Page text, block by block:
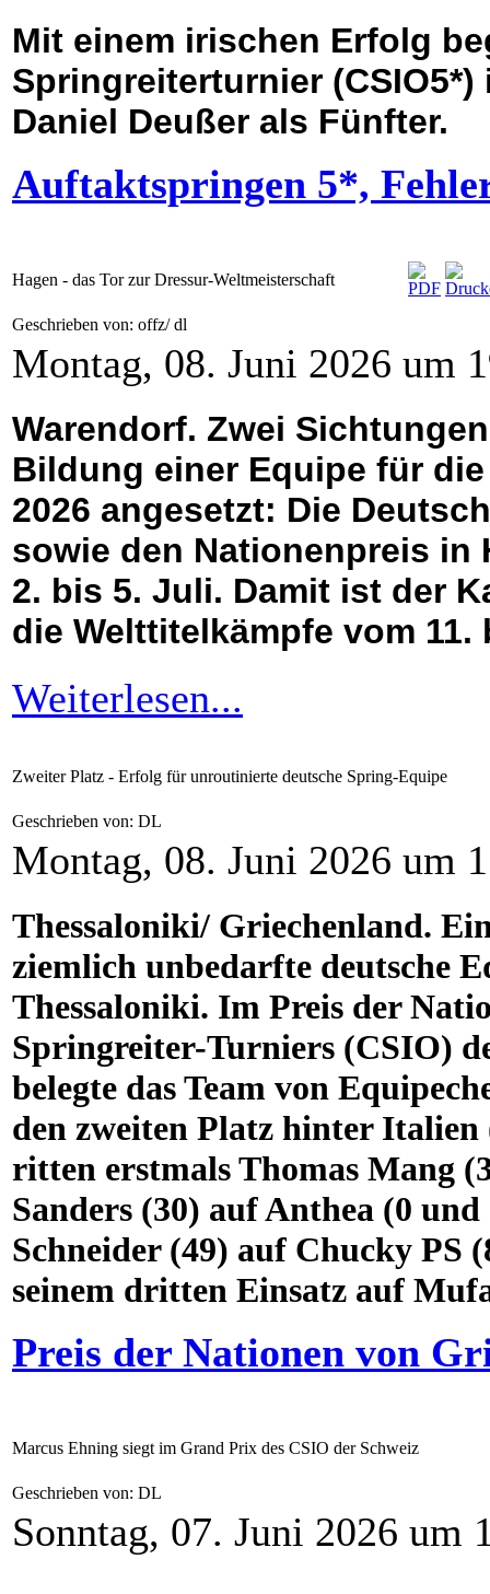
Mit einem irischen Erfolg
Springreiterturnier
Daniel Deußer als Fünfter.
Auftaktspringen 5*,
Hagen - das Tor zur Dressur-Weltmeisterschaft
Geschrieben von: offz/ dl
Montag, 08. Juni 2026 um
Warendorf. Zwei
Bildung einer Equipe für
2026 angesetzt: Die
sowie den Nationenpreis in
2. bis 5. Juli. Damit ist der
die Welttitelkämpfe vom
Weiterlesen...
Zweiter Platz - Erfolg für unroutinierte deutsche Spring-Equipe
Geschrieben von: DL
Montag, 08. Juni 2026 um
Thessaloniki/ Griechenland.
ziemlich unbedarfte deutsche
Thessaloniki. Im Preis der
Springreiter-Turniers (CSIO)
belegte das Team von
den zweiten Platz hinter
ritten erstmals Thomas Mang
Sanders (30) auf Anthea (0
Schneider (49) auf Chucky PS
seinem dritten Einsatz auf
Preis der Nationen von
Marcus Ehning siegt im Grand Prix des CSIO der Schweiz
Geschrieben von: DL
Sonntag, 07. Juni 2026 um